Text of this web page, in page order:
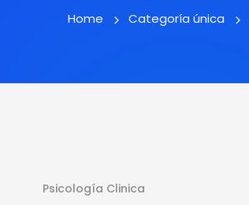
Home Categoría única
Psicología Clinica